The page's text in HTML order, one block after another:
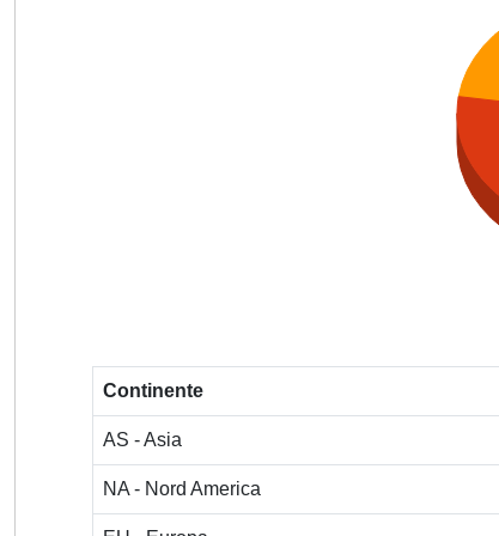
Continente
AS - Asia
NA - Nord America